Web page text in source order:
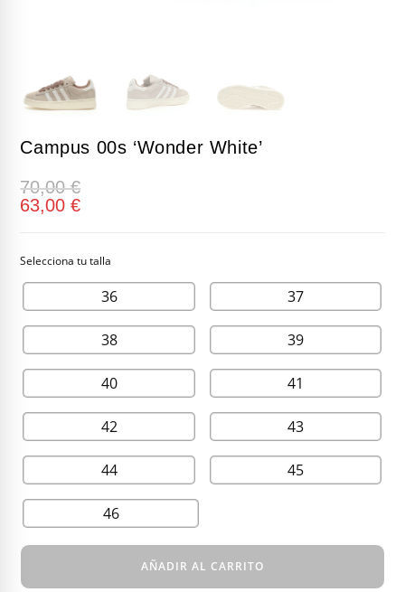
Campus 00s ‘Wonder White’
70,00€
63,00€
36 37
38 39
40 41
42 43
44 45
46
AÑADIR AL CARRITO